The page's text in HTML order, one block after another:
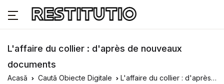
L'affaire du collier : d'après de nouveaux
documents
Acasă Caută Obiecte Digitale L'affaire du collier : d'après de nouveaux documents